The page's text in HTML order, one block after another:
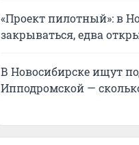
«Проект пилотный»: в
закрываться, едва
В Новосибирске ищут
Ипподромской —